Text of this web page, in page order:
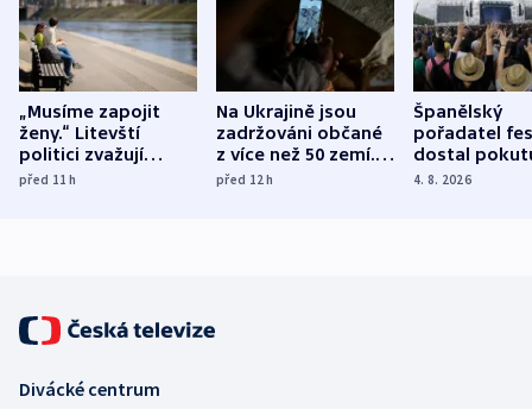
„Musíme zapojit
ženy.“ Litevští
politici zvažují
dohodu o
před 11h
Na Ukrajině jsou
zadržováni občané
z více než 50 zemí.
Bojovali na straně
před 12h
Španělský
pořadatel
dostal
nekalé
4. 8. 2026
Divácké centrum